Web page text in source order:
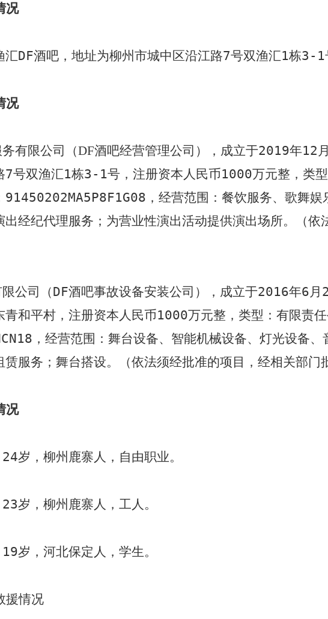
况
汇DF酒吧，地址为柳州市城中区沿江路7号双渔汇1栋3-1
况
有限公司（DF酒吧经营管理公司 ），成立于2019年12 月
7号双渔汇1栋3-1号，注册资本人民币1000万元整，类
91450202MA5P8F1G08 ，经营范围：餐饮服务、歌舞
经纪代理服务；为营业性演出活动提供演出场所。
（
公司（DF酒吧事故设备安装公司），成立于2016年6月
和平村，注册资本人民币1000万元整，类型：有限责
，经营范围：舞台设备、智能机械设备、灯光设备
服务；舞台搭设。
（依法须经批准的项目，经相关部门
况
24岁，柳州鹿寨人，自由职业。
23岁，柳州鹿寨人，工人。
19岁，河北保定人，学生。
援情况